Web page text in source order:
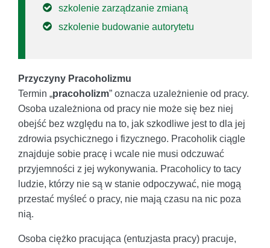
szkolenie zarządzanie zmianą
szkolenie budowanie autorytetu
Przyczyny Pracoholizmu
Termin „pracoholizm” oznacza uzależnienie od pracy.
Osoba uzależniona od pracy nie może się bez niej
obejść bez względu na to, jak szkodliwe jest to dla jej
zdrowia psychicznego i fizycznego. Pracoholik ciągle
znajduje sobie pracę i wcale nie musi odczuwać
przyjemności z jej wykonywania. Pracoholicy to tacy
ludzie, którzy nie są w stanie odpoczywać, nie mogą
przestać myśleć o pracy, nie mają czasu na nic poza
nią.
Osoba ciężko pracująca (entuzjasta pracy) pracuje,